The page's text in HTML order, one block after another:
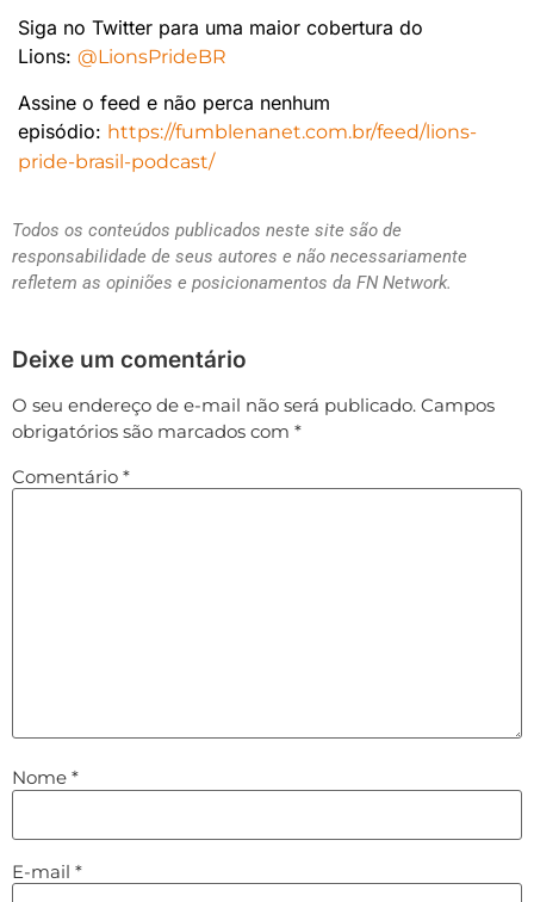
Siga no Twitter para uma maior cobertura do
Lions: @LionsPrideBR
Assine o feed e não perca nenhum
episódio: https://fumblenanet.com.br/feed/lions-
pride-brasil-podcast/
Todos os conteúdos publicados neste site são de
responsabilidade de seus autores e não necessariamente
refletem as opiniões e posicionamentos da FN Network.
Deixe um comentário
O seu endereço de e-mail não será publicado. Campos
obrigatórios são marcados com *
Comentário *
Nome *
E-mail *